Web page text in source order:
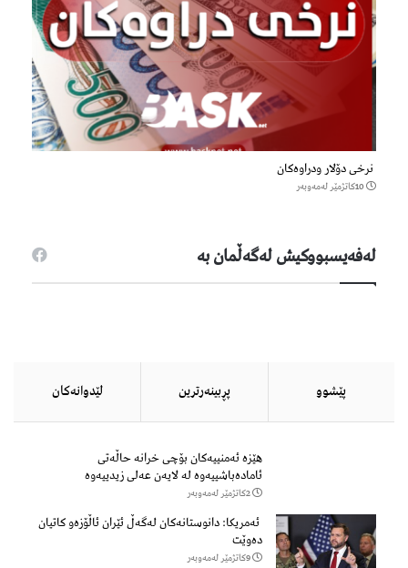
نرخی دۆلار ودراوەکان
10كاتژمێر لەمەوبەر
لەفەیسبووكیش لەگەڵمان بە
پێشوو پڕبینەرترین لێدوانەكان
هێزه‌ ئه‌منییه‌كان بۆچی خرانە حاڵه‌تی
ئاماده‌باشییه‌وه‌ لە لایەن عەلی زیدییەوە
2كاتژمێر لەمەوبەر
ئەمریکا: دانوستانەکان لەگەڵ ئێران ئاڵۆزەو کاتیان
دەوێت
9كاتژمێر لەمەوبەر